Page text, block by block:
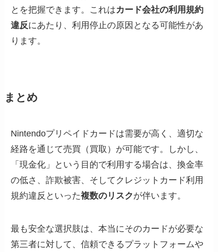
とを把握できます。これはカード会社の利用規約
違反にあたり、利用停止の原因となる可能性があ
ります。
まとめ
Nintendoプリペイドカードは需要が高く、適切な
経路を通じて売買（買取）が可能です。しかし、
「現金化」という目的で利用する場合は、換金率
の低さ、詐欺被害、そしてクレジットカード利用
規約違反といった複数のリスクが伴います。
最も安全な選択肢は、本当にそのカードが必要な
第三者に対して、信頼できるプラットフォームや